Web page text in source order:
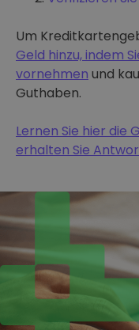
Um
Geld hinzu, indem
vornehmen und
Guthaben.
Lernen Sie hier die
erhalten Sie